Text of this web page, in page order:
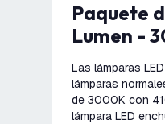
Paquete de 10 - Bombilla G9 LED - 3.3 Watt - 410
Lumen -
Las lámparas
lámparas
de 3000K con
lámpara LED